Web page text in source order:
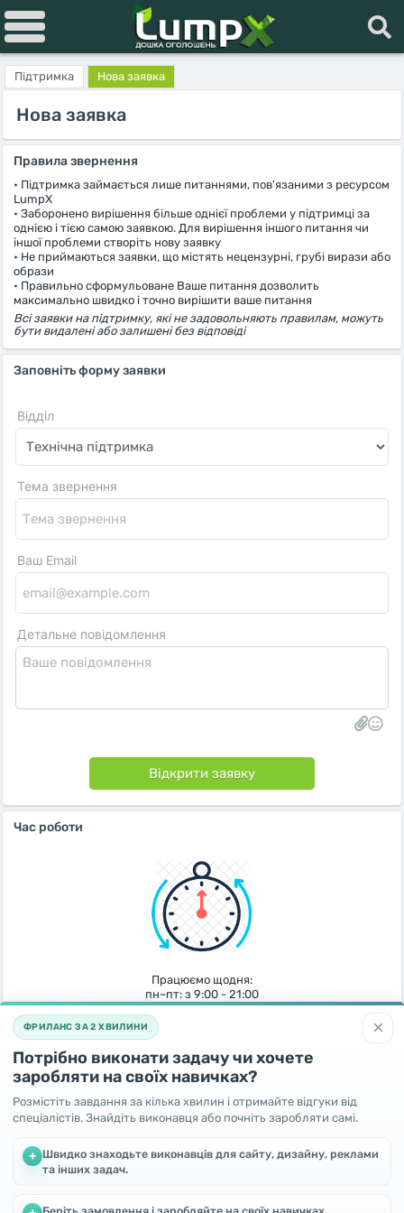
Підтримка Нова заявка
Нова заявка
Правила звернення
• Підтримка займається лише питаннями, пов'язаними з ресурсом
LumpX
• Заборонено вирішення більше однієї проблеми у підтримці за
однією і тією самою заявкою. Для вирішення іншого питання чи
іншої проблеми створіть нову заявку
• Не приймаються заявки, що містять нецензурні, грубі вирази або
образи
• Правильно сформульоване Ваше питання дозволить
максимально швидко і точно вирішити ваше питання
Всі заявки на підтримку, які не задовольняють правилам, можуть
бути видалені або залишені без відповіді
Заповніть форму заявки
Відділ
Тема звернення
Ваш Email
Детальне повідомлення
Відкрити заявку
Час роботи
Працюємо щодня:
пн–пт: з 9:00 - 21:00
сб/нд: з 10:00 - 15:00
В інший час графік ненормований
досягти максимально ефективного результату
×
ФРИЛАНС ЗА 2 ХВИЛИНИ
Потрібно виконати задачу чи хочете
заробляти на своїх навичках?
Розмістіть завдання за кілька хвилин і отримайте відгуки від
спеціалістів. Знайдіть виконавця або почніть заробляти самі.
+ Швидко знаходьте виконавців для сайту, дизайну, реклами
та інших задач.